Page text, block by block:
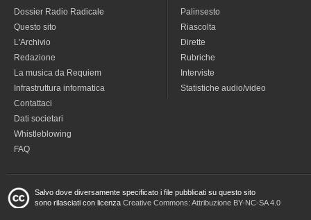
Dossier Radio Radicale
Questo sito
L'Archivio
Redazione
La musica da Requiem
Infrastruttura informatica
Contattaci
Dati societari
Whistleblowing
FAQ
Palinsesto
Riascolta
Dirette
Rubriche
Interviste
Statistiche audio/video
Salvo dove diversamente specificato i file pubblicati su questo sito
sono rilasciati con licenza Creative Commons: Attribuzione BY-NC-SA 4.0